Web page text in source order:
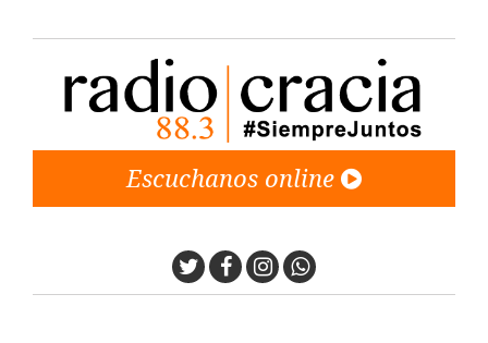
Escuchanos online
TwitterFacebook
Instagram
Whatsapp